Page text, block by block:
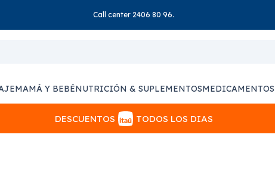
Call center 2406 80 96.
MAMÁ Y BEBÉNUTRICIÓN & SUPLEMENTOSMEDICAMENTOS
DESCUENTOS TODOS LOS DIAS